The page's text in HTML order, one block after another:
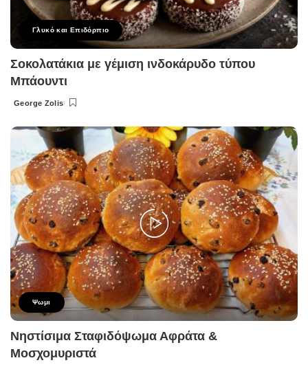
Γλυκό και Επιδόρπιο
Σοκολατάκια με γέμιση ινδοκάρυδο τύπου
Μπάουντι
Posted
George Zolis
Ψωμι
Νηστίσιμα Σταφιδόψωμα Αφράτα &
Μοσχομυριστά